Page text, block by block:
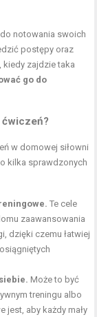
do notowania swoich
postępy oraz
kiedy zajdzie taka
go do
w domowej siłowni
kilka sprawdzonych
Te cele
zaawansowania
dzięki czemu łatwiej
Może to być
treningu albo
jest, aby każdy mały